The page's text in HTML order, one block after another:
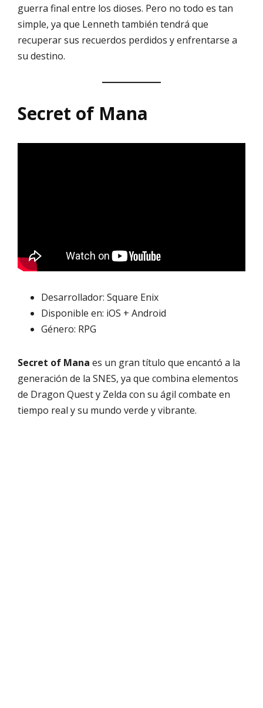
guerra final entre los dioses. Pero no todo es tan
simple, ya que Lenneth también tendrá que
recuperar sus recuerdos perdidos y enfrentarse a
su destino.
Secret of Mana
Desarrollador: Square Enix
Disponible en: iOS + Android
Género: RPG
Secret of Mana es un gran título que encantó a la
generación de la SNES, ya que combina elementos
de Dragon Quest y Zelda con su ágil combate en
tiempo real y su mundo verde y vibrante.